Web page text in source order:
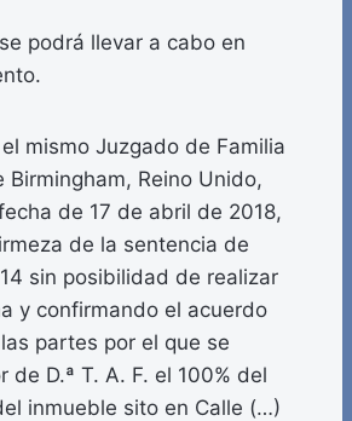
podrá llevar a cabo en
mismo Juzgado de Familia
Birmingham, Reino Unido,
de 17 de abril de 2018,
de la sentencia de
sin posibilidad de realizar
y confirmando el acuerdo
partes por el que se
de D.ª T. A. F. el 100% del
inmueble sito en Calle (…)